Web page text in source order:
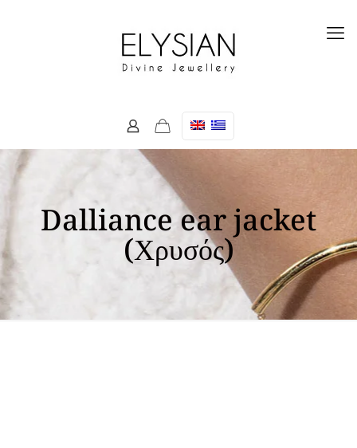
Dalliance ear jacket
(Χρυσός)